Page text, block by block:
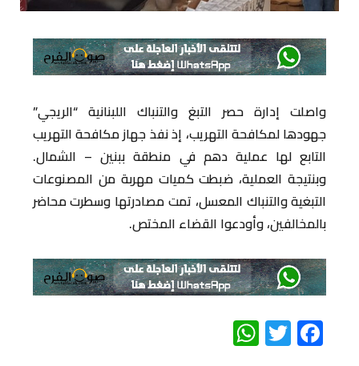
واصلت إدارة حصر التبغ والتنباك اللبنانية “الريجي”
جهودها لمكافحة التهريب، إذ نفذ جهاز مكافحة التهريب
التابع لها عملية دهم في منطقة ببنين – الشمال.
وبنتيجة العملية، ضبطت كميات مهربة من المصنوعات
التبغية والتنباك المعسل، تمت مصادرتها وسطرت محاضر
بالمخالفين، وأودعوا القضاء المختص.
Facebook
Twitter
WhatsApp